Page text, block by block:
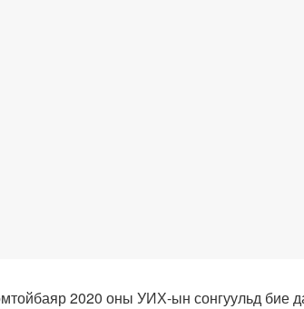
2020 оны УИХ-ын сонгуульд бие